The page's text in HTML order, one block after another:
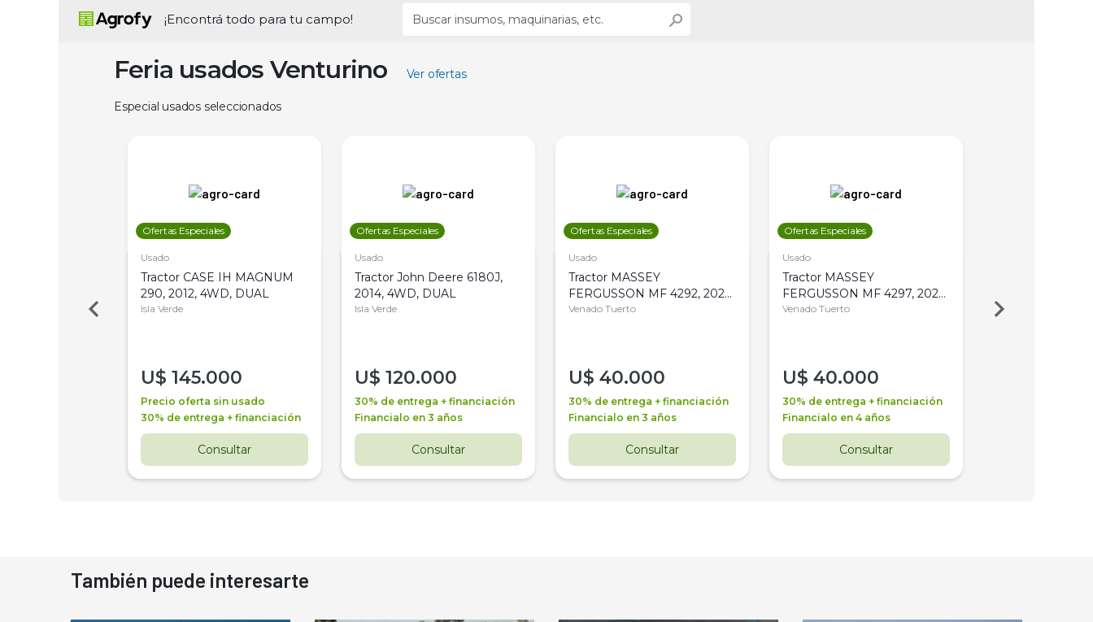
¡Encontrá todo para tu campo!
Feria usados Venturino Ver ofertas
Especial usados seleccionados
Ofertas Especiales
Usado
Tractor CASE IH MAGNUM
290, 2012, 4WD, DUAL
Isla Verde
U$ 145.000
Precio oferta sin usado
30% de entrega + financiación
Consultar
Ofertas Especiales
Usado
Tractor John Deere 6180J,
2014, 4WD, DUAL
Isla Verde
U$ 120.000
30% de entrega + financiación
Financialo en 3 años
Consultar
Ofertas Especiales
Usado
Tractor MASSEY
FERGUSSON MF 4292, 2020,
4WD, PATON
Venado Tuerto
U$ 40.000
30% de entrega + financiación
Financialo en 3 años
Consultar
Ofertas Especiales
Usado
Tractor MASSEY
FERGUSSON MF 4297, 2020,
4WD, PATON
Venado Tuerto
U$ 40.000
30% de entrega + financiación
Financialo en 4 años
Consultar
Venado Tuerto
También puede interesarte